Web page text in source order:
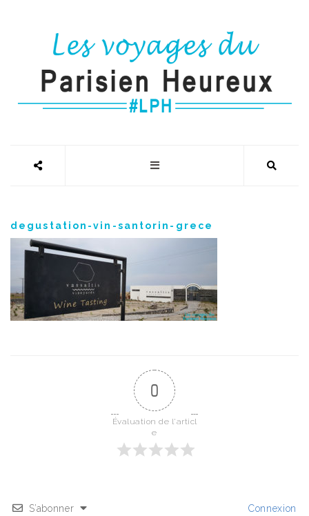
degustation-vin-santorin-grece
0
Évaluation de l'articl
e
S’abonner Connexion